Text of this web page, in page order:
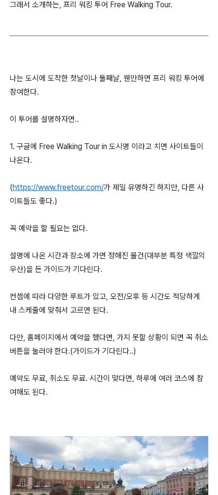
그래서 소개하는, 프리 워킹 투어 Free Walking Tour.
나는 도시에 도착한 첫날이나 둘째날, 웬만하면 프리 워킹 투어에
참여한다.
이 투어를 설명하자면..
1. 구글에 Free Walking Tour in 도시명 이라고 치면 사이트들이
나온다.
(https://www.freetour.com/가 제일 유명하긴 하지만, 다른 사
이트들도 좋다.)
꼭 예약을 할 필요는 없다.
설명에 나온 시간과 장소에 가면 정해진 물건(대부분 특정 색깔의
우산)을 든 가이드가 기다린다.
컨셉에 따라 다양한 루트가 있고, 오전/오후 등 시간도 적당하게
내 스케줄에 맞춰서 고르면 된다.
다만, 홈페이지에서 예약을 했다면, 가지 못할 상황이 되면 꼭 취소
버튼을 눌러야 한다.(가이드가 기다린다..)
예약도 무료, 취소도 무료. 시간이 맞다면, 하루에 여러 코스에 참
여해도 된다.